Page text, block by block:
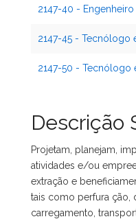
2147-40 -
2147-45 - Tecnólogo
2147-50 - Tecnólogo
Descrição
Projetam, planejam,
atividades e/ou
extração e
tais como perfura ção,
carregamento,